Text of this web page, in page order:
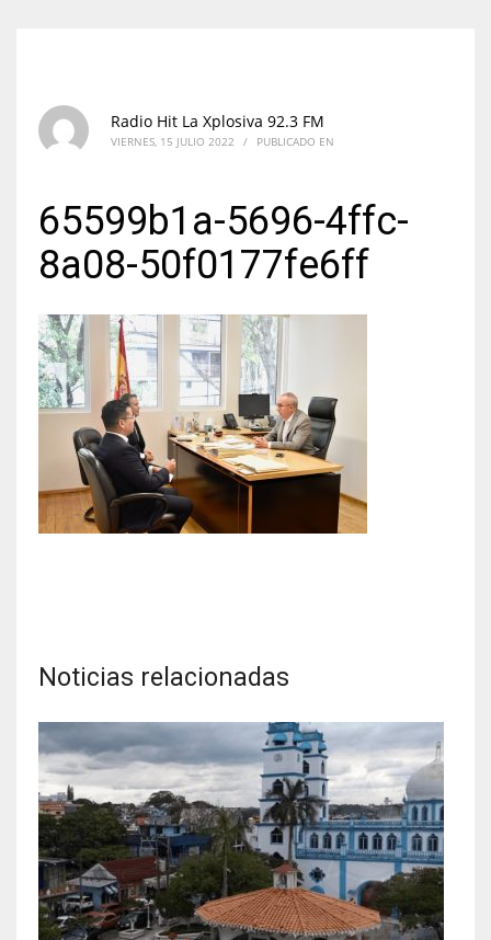
Radio Hit La Xplosiva 92.3 FM
VIERNES, 15 JULIO 2022 / PUBLICADO EN
65599b1a-5696-4ffc-
8a08-50f0177fe6ff
Noticias relacionadas